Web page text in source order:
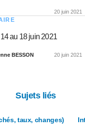
20 juin 2021
14 au 18 juin 2021
BESSON
20 juin 2021
Sujets liés
taux, changes)